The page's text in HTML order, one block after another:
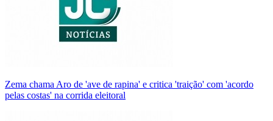
Zema chama Aro de 'ave de rapina' e critica 'traição' com 'acordo
pelas costas' na corrida eleitoral